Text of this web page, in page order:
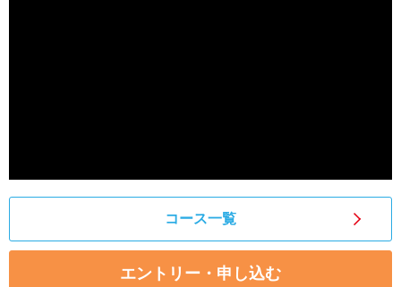
コース一覧
エントリー・申し込む